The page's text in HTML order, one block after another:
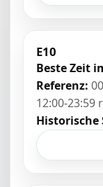
E10
Beste Zeit
Referenz:
12:00-23:59
Historische